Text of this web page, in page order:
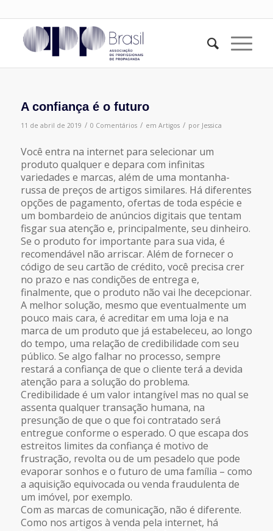
A confiança é o futuro
11 de abril de 2019 / 0 Comentários / em Artigos / por Jessica
Você entra na internet para selecionar um
produto qualquer e depara com infinitas
variedades e marcas, além de uma montanha-
russa de preços de artigos similares. Há diferentes
opções de pagamento, ofertas de toda espécie e
um bombardeio de anúncios digitais que tentam
fisgar sua atenção e, principalmente, seu dinheiro.
Se o produto for importante para sua vida, é
recomendável não arriscar. Além de fornecer o
código de seu cartão de crédito, você precisa crer
no prazo e nas condições de entrega e,
finalmente, que o produto não vai lhe decepcionar.
A melhor solução, mesmo que eventualmente um
pouco mais cara, é acreditar em uma loja e na
marca de um produto que já estabeleceu, ao longo
do tempo, uma relação de credibilidade com seu
público. Se algo falhar no processo, sempre
restará a confiança de que o cliente terá a devida
atenção para a solução do problema.
Credibilidade é um valor intangível mas no qual se
assenta qualquer transação humana, na
presunção de que o que foi contratado será
entregue conforme o esperado. O que escapa dos
estreitos limites da confiança é motivo de
frustração, revolta ou de um pesadelo que pode
evaporar sonhos e o futuro de uma família – como
a aquisição equivocada ou venda fraudulenta de
um imóvel, por exemplo.
Com as marcas de comunicação, não é diferente.
Como nos artigos à venda pela internet, há